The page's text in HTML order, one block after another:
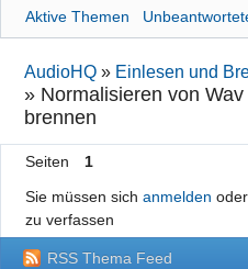
Aktive Themen
AudioHQ » Einlesen und
» Normalisieren von
brennen
Seiten
1
Sie müssen sich anmelden oder
zu verfassen
RSS Thema Feed